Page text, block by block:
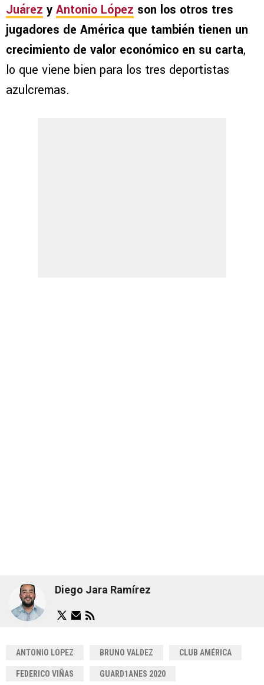
Juárez y Antonio López son los otros tres
jugadores de América que también tienen un
crecimiento de valor económico en su carta,
lo que viene bien para los tres deportistas
azulcremas.
Diego Jara Ramírez
ANTONIO LOPEZ BRUNO VALDEZ CLUB AMÉRICA
FEDERICO VIÑAS GUARD1ANES 2020